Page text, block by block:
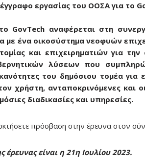
εργασίας του ΟΟΣΑ για το
GovTech αναφέρεται στη
με ένα οικοσύστημα νεοφυών
και επιχειρηματιών για την
λύσεων που
του δημόσιου τομέα για
χρήστη, ανταποκρινόμενες και
διαδικασίες και υπηρεσίες.
πρόσβαση στην έρευνα στον
έρευνας είναι η 21η Ιουλίου 2023.